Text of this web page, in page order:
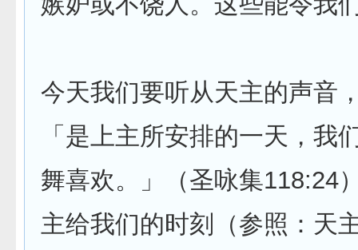
今天我们要听从天主的声音
「是上主所安排的一天，我
舞喜欢。」（圣咏集118:24
主给我们的时刻（参照：天